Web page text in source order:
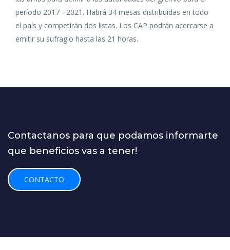
período 2017 - 2021. Habrá 34 mesas distribuidas en todo
el país y competirán dos listas. Los CAP podrán acercarse a
emitir su sufragio hasta las 21 horas.
Contactanos para que podamos informarte
que beneficios vas a tener!
CONTACTO